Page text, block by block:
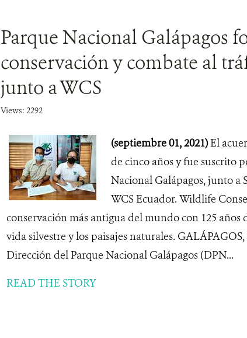
Parque Nacional Galápagos
conservación y combate al
junto a WCS
Views: 2292
(septiembre 01, 2021)El
de cinco años y fue suscrito
Nacional Galápagos, junto a
WCS Ecuador. Wildlife
conservación más antigua del mundo con 125
vida silvestre y los paisajes naturales.
Dirección del Parque Nacional Galápagos (DPN...
READ THE STORY